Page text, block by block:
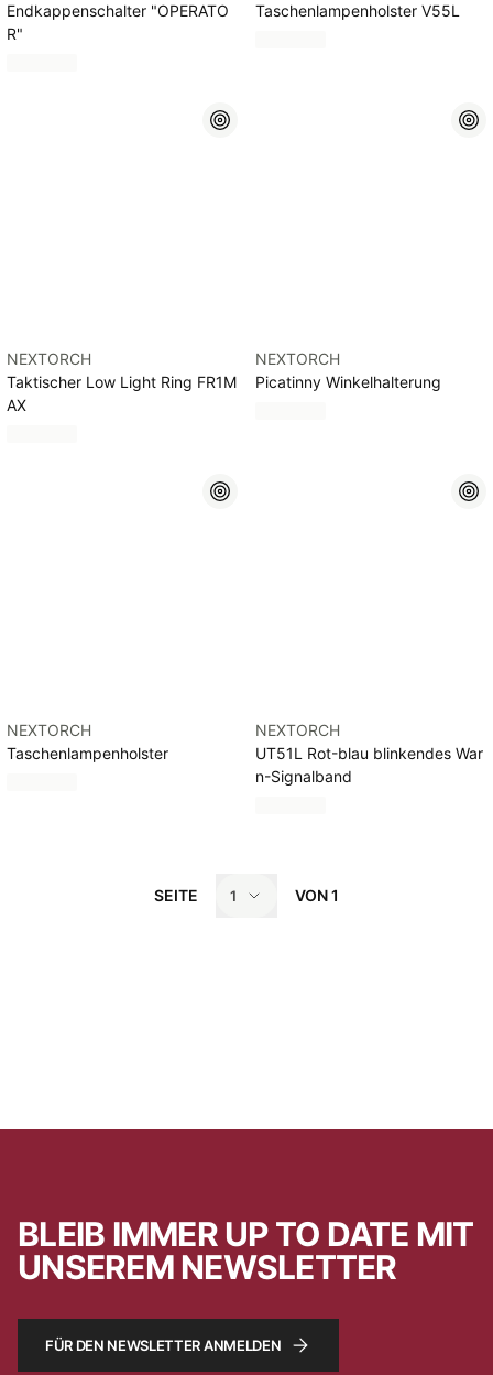
Endkappenschalter "OPERATO
R"
Taschenlampenholster V55L
NEXTORCH
Taktischer Low Light Ring FR1M
AX
NEXTORCH
Picatinny Winkelhalterung
NEXTORCH
Taschenlampenholster
NEXTORCH
UT51L Rot-blau blinkendes War
n-Signalband
SEITE 1 VON1
BLEIB IMMER UP TO DATE MIT
UNSEREM NEWSLETTER
FÜR DEN NEWSLETTER ANMELDEN